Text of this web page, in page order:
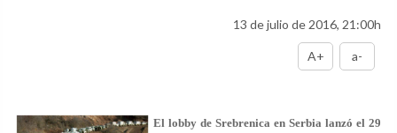
13 de julio de 2016, 21:00h
A+ a-
El lobby de Srebrenica en Serbia lanzó el 29